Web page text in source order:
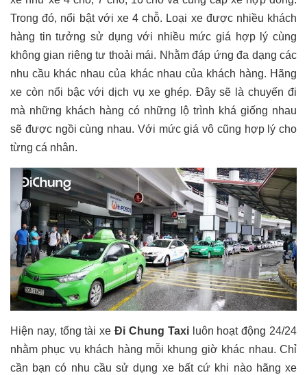
Trong đó, nổi bật với xe 4 chỗ. Loại xe được nhiều khách
hàng tin tưởng sử dụng với nhiều mức giá hợp lý cùng
không gian riêng tư thoải mái. Nhằm đáp ứng đa dạng các
nhu cầu khác nhau của khác nhau của khách hàng. Hãng
xe còn nổi bậc với dịch vụ xe ghép. Đây sẽ là chuyến đi
mà những khách hàng có những lộ trình khá giống nhau
sẽ được ngồi cùng nhau. Với mức giá vô cũng hợp lý cho
từng cá nhân.
Hiện nay, tổng tài xeĐi Chung Taxiluôn hoạt động 24/24
nhằm phục vụ khách hàng mỗi khung giờ khác nhau. Chỉ
cần bạn có nhu cầu sử dụng xe bất cứ khi nào hãng xe